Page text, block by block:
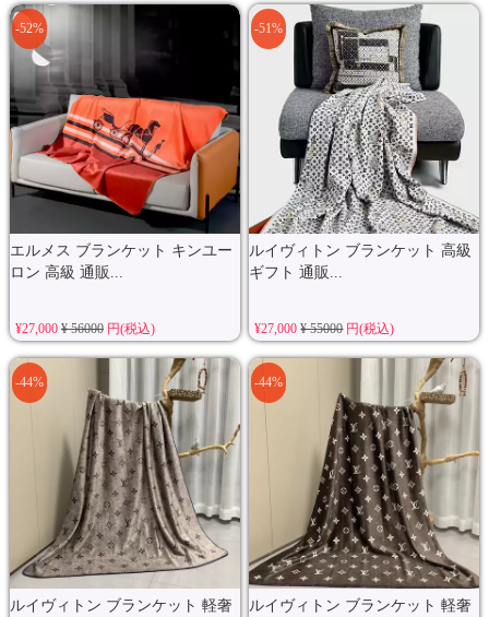
エルメス ブランケット キンユー
ロン 高級 通販...
-52%
¥27,000 ¥ 56000円(税込)
ルイヴィトン ブランケット 高級
ギフト 通販...
-51%
¥27,000¥ 55000円(税込)
ルイヴィトン ブランケット 軽奢
-44%
ルイヴィトン ブランケット 軽奢
-44%